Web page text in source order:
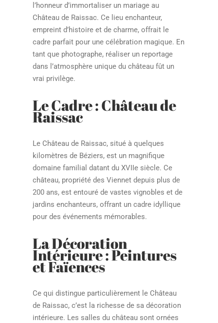
l’honneur d’immortaliser un mariage au
Château de Raissac. Ce lieu enchanteur,
empreint d’histoire et de charme, offrait le
cadre parfait pour une célébration magique. En
tant que photographe, réaliser un reportage
dans l’atmosphère unique du château fût un
vrai privilège.
Le Cadre : Château de
Raissac
Le Château de Raissac, situé à quelques
kilomètres de Béziers, est un magnifique
domaine familial datant du XVIIe siècle. Ce
château, propriété des Viennet depuis plus de
200 ans, est entouré de vastes vignobles et de
jardins enchanteurs, offrant un cadre idyllique
pour des événements mémorables.
La Décoration
Intérieure : Peintures
et Faïences
Ce qui distingue particulièrement le Château
de Raissac, c’est la richesse de sa décoration
intérieure. Les salles du château sont ornées